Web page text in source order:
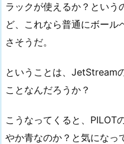
ラックが使えるか？という
ど、これなら普通にボール
さそうだ。
ということは、JetStream
ことなんだろうか？
こうなってくると、PILOT
やか青なのか？と気になっ